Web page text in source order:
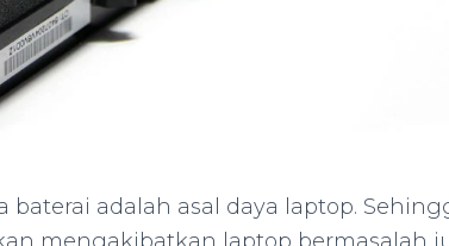
baterai adalah asal daya laptop.